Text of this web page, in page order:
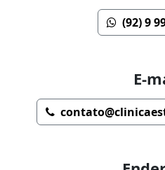
(92) 9
E-